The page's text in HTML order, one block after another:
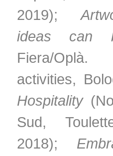
2019);
ideas can
Fiera/Oplà.
activities,
Hospitality
Sud,
2018);